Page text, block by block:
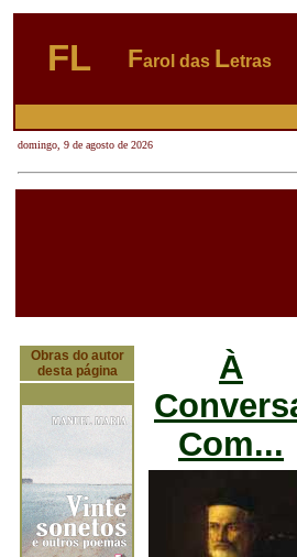
FL Farol das Letras
domingo, 9 de agosto de 2026
Obras do autor
desta página
À
Com...